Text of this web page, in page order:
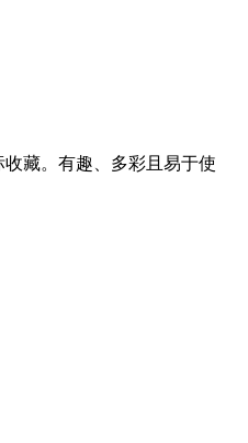
收藏。有趣、多彩且易于使